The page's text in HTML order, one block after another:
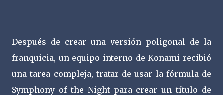
Después de crear una versión poligonal de la
franquicia, un equipo interno de Konami recibió
una tarea compleja, tratar de usar la fórmula de
Symphony of the Night para crear un título de